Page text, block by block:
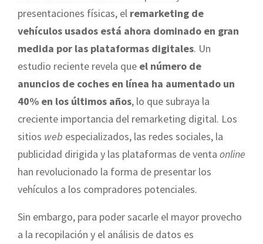
presentaciones físicas, el remarketing de
vehículos usados está ahora dominado en gran
medida por las plataformas digitales. Un
estudio reciente revela que el número de
anuncios de coches en línea ha aumentado un
40% en los últimos años, lo que subraya la
creciente importancia del remarketing digital. Los
sitios web especializados, las redes sociales, la
publicidad dirigida y las plataformas de venta online
han revolucionado la forma de presentar los
vehículos a los compradores potenciales.
Sin embargo, para poder sacarle el mayor provecho
a la recopilación y el análisis de datos es